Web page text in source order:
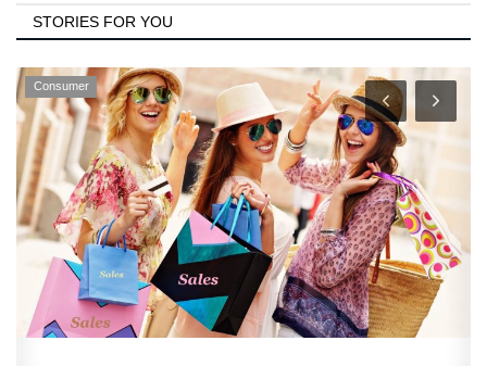
STORIES FOR YOU
Consumer